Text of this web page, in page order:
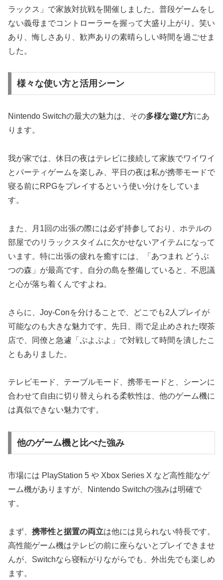
ラックス」で家族対抗戦を開催しました。普段ゲームをし
ない義母までコントローラーを握って大盛り上がり。笑い
あり、悔しさあり、歓声ありの素晴らしい時間を過ごせま
した。
様々な使い方と活用シーン
Nintendo Switchの最大の魅力は、その多様な遊び方にあ
ります。
我が家では、休日の夜はテレビに接続して家族でワイワイ
とパーティゲームを楽しみ、平日の夜は私が携帯モードで
寝る前にRPGをプレイするという使い分けをしていま
す。
また、月1回の出張の際には必ず持参しており、ホテルの
部屋でのリラックスタイムに欠かせないアイテムになって
います。特に出張の疲れを癒すには、「あつまれ どうぶ
つの森」が最高です。自分の島を整備していると、不思議
と心が落ち着くんですよね。
さらに、Joy-Conを分けることで、どこでも2人プレイが
可能なのも大きな魅力です。先日、雨で足止めされた喫茶
店で、同僚と急遽「ぷよぷよ」で対戦して時間を潰したこ
ともありました。
テレビモード、テーブルモード、携帯モードと、シーンに
合わせて自由に切り替えられる柔軟性は、他のゲーム機に
は真似できない魅力です。
他のゲーム機と比べた強み
市場には PlayStation 5 や Xbox Series X など高性能なゲ
ーム機がありますが、Nintendo Switchの強みは明確で
す。
まず、 携帯性と据置の両立は他には見られない特長です。
高性能ゲーム機はテレビの前に座らないとプレイできませ
んが、Switchなら寝転がりながらでも、外出先でも楽しめ
ます。